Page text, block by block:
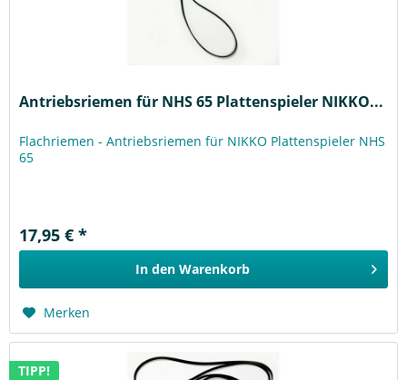
Antriebsriemen für NHS 65 Plattenspieler NIKKO...
Flachriemen - Antriebsriemen für NIKKO Plattenspieler NHS
65
17,95 € *
In den Warenkorb
Merken
TIPP!